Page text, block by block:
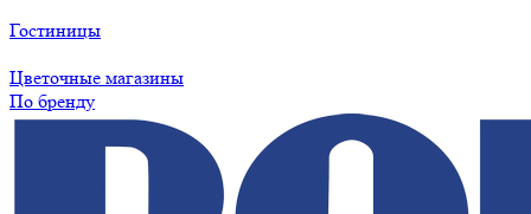
Гостиницы
Цветочные магазины
По бренду